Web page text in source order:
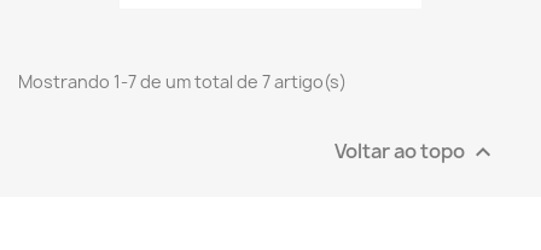
Mostrando 1-7 de um total de 7 artigo(s)
Voltar ao topo 